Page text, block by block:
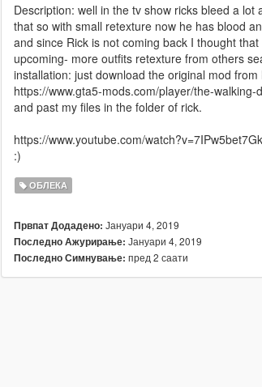
Description: well in the tv show ricks bleed a
that so with small retexture now he has blood
and since Rick is not coming back I thought
upcoming- more outfits retexture from others
installation: just download the original mod from
https://www.gta5-mods.com/player/the-walking-
and past my files in the folder of rick.
https://www.youtube.com/watch?v=7IPw5bet7Gk
:)
ОБЛЕКА
Првпат Додадено: Јануари 4, 2019
Последно Ажурирање: Јануари 4, 2019
Последно Симнување: пред 2 саати